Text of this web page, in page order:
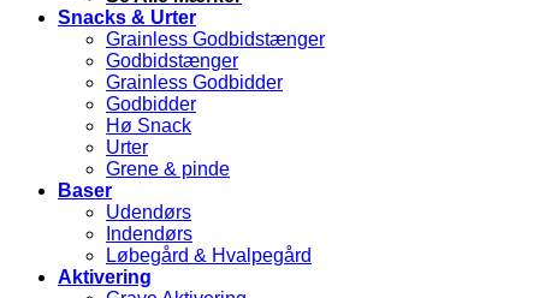
Snacks & Urter
Grainless Godbidstænger
Godbidstænger
Grainless Godbidder
Godbidder
Hø Snack
Urter
Grene & pinde
Baser
Udendørs
Indendørs
Løbegård & Hvalpegård
Aktivering